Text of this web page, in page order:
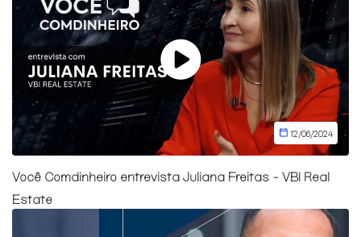
12/06/2024
Você Comdinheiro entrevista Juliana Freitas - VBI Real
Estate